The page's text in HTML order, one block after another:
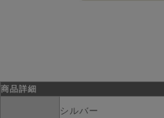
商品詳細
シルバー